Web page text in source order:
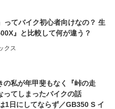
ってバイク初心者向けなの？ 生
』と比較して何が違う？
クス
の私が年甲斐もなく『峠の走
ってしまったバイクの話
1日にしてならず／GB350 S イ